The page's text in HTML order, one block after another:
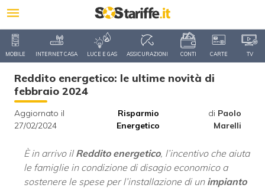
MOBILE INTERNET CASA LUCE E GAS ASSICURAZIONI CONTI CARTE TV
Reddito energetico: le ultime novità di
febbraio 2024
Aggiornato il
27/02/2024
Risparmio
Energetico
di Paolo
Marelli
È in arrivo il Reddito energetico, l’incentivo che aiuta
le famiglie in condizione di disagio economico a
sostenere le spese per l’installazione di un impianto